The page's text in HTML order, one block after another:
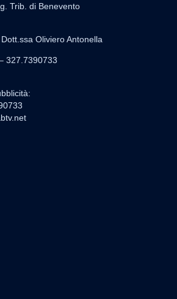
Trib. di Benevento
Oliviero Antonella
327.7390733